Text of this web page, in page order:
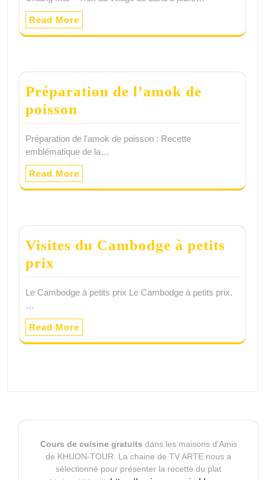
Read More
Préparation de l’amok de
poisson
Préparation de l'amok de poisson : Recette
emblématique de la…
Read More
Visites du Cambodge à petits
prix
Le Cambodge à petits prix Le Cambodge à petits prix.
…
Read More
Cours de cuisine gratuits dans les maisons d'Amis
de KHUON-TOUR. La chaine de TV ARTE nous a
sélectionné pour présenter la recette du plat